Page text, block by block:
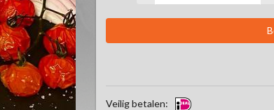
Veilig betalen: